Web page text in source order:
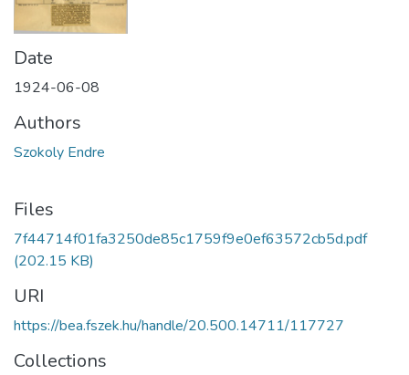
Date
1924-06-08
Authors
Szokoly Endre
Files
7f44714f01fa3250de85c1759f9e0ef63572cb5d.pdf
(202.15 KB)
URI
https://bea.fszek.hu/handle/20.500.14711/117727
Collections